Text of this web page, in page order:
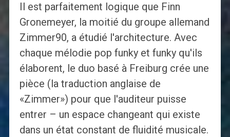
Il est parfaitement logique que Finn
Gronemeyer, la moitié du groupe allemand
Zimmer90, a étudié l'architecture. Avec
chaque mélodie pop funky et funky qu'ils
élaborent, le duo basé à Freiburg crée une
pièce (la traduction anglaise de
«Zimmer») pour que l'auditeur puisse
entrer – un espace changeant qui existe
dans un état constant de fluidité musicale.